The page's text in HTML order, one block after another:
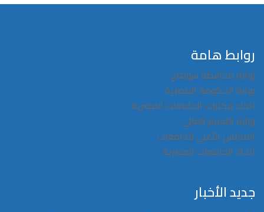
روابط هامة
بوابة محافظة سوهاج
بوابة الحكومة المصرية
اتحاد مكتبات الجامعات المصرية
وزارة التعليم العالي
المجلس الأعلي للجامعات
اتحاد الجامعات المصرية
جديد الأخبار